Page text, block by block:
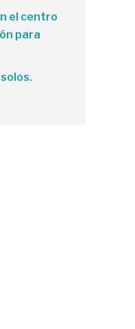
el centro
para